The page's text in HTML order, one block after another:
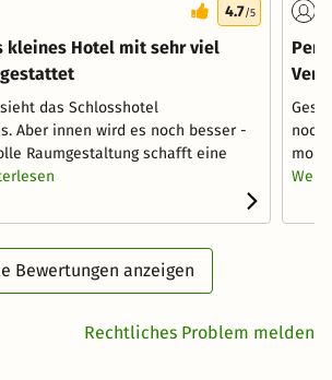
4.7/5
kleines Hotel mit sehr viel
das Schlosshotel
Aber innen wird es noch besser -
Raumgestaltung schafft eine
noch
Bewertungen anzeigen
Rechtliches Problem melden